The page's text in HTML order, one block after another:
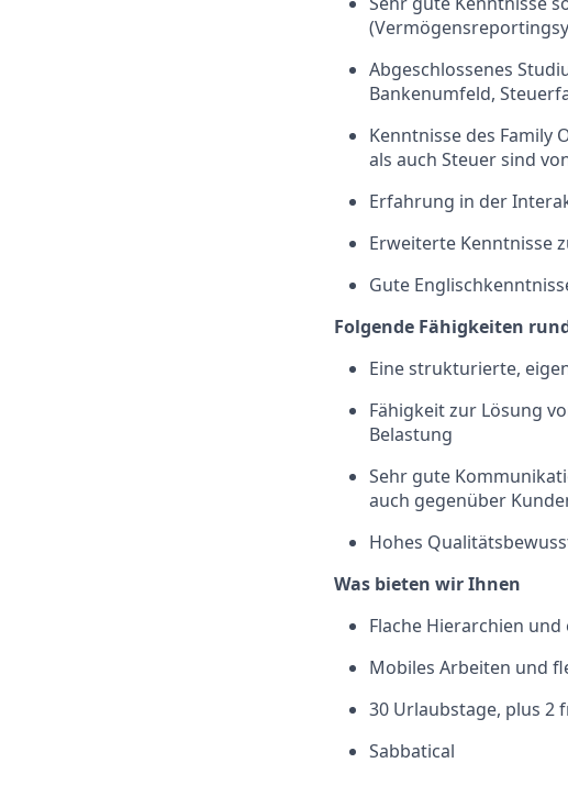
Abgeschlossenes
Bankenumfeld,
Kenntnisse des Family
als auch Steuer sind
Erfahrung in der
Erweiterte Kenntnisse
Gute
Folgende Fähigkeiten
Eine strukturierte,
Fähigkeit zur Lösung
Belastung
Sehr gute
auch gegenüber
Hohes
Was bieten wir Ihnen
Flache Hierarchien
Mobiles Arbeiten und
30 Urlaubstage, plus 2
Sabbatical